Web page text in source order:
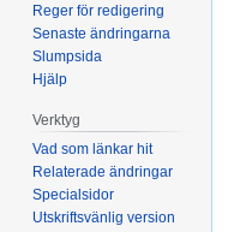
Reger för redigering
Senaste ändringarna
Slumpsida
Hjälp
Verktyg
Vad som länkar hit
Relaterade ändringar
Specialsidor
Utskriftsvänlig version